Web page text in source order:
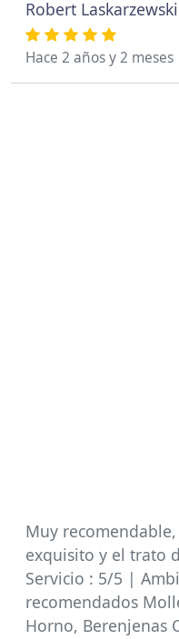
Robert Laskarzewski
Hace 2 años y 2 meses
Muy
exquisito y el trato
Servicio : 5/5 |
recomendados
Horno, Berenjenas